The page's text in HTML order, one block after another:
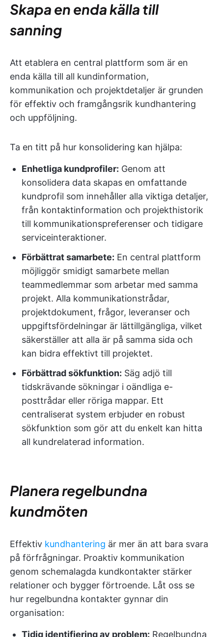
Skapa en enda källa till
sanning
Att etablera en central plattform som är en
enda källa till all kundinformation,
kommunikation och projektdetaljer är grunden
för effektiv och framgångsrik kundhantering
och uppföljning.
Ta en titt på hur konsolidering kan hjälpa:
Enhetliga kundprofiler: Genom att
konsolidera data skapas en omfattande
kundprofil som innehåller alla viktiga detaljer,
från kontaktinformation och projekthistorik
till kommunikationspreferenser och tidigare
serviceinteraktioner.
Förbättrat samarbete: En central plattform
möjliggör smidigt samarbete mellan
teammedlemmar som arbetar med samma
projekt. Alla kommunikationstrådar,
projektdokument, frågor, leveranser och
uppgiftsfördelningar är lättillgängliga, vilket
säkerställer att alla är på samma sida och
kan bidra effektivt till projektet.
Förbättrad sökfunktion: Säg adjö till
tidskrävande sökningar i oändliga e-
posttrådar eller röriga mappar. Ett
centraliserat system erbjuder en robust
sökfunktion som gör att du enkelt kan hitta
all kundrelaterad information.
Planera regelbundna
kundmöten
Effektiv kundhantering är mer än att bara svara
på förfrågningar. Proaktiv kommunikation
genom schemalagda kundkontakter stärker
relationer och bygger förtroende. Låt oss se
hur regelbundna kontakter gynnar din
organisation:
Tidig identifiering av problem: Regelbundna